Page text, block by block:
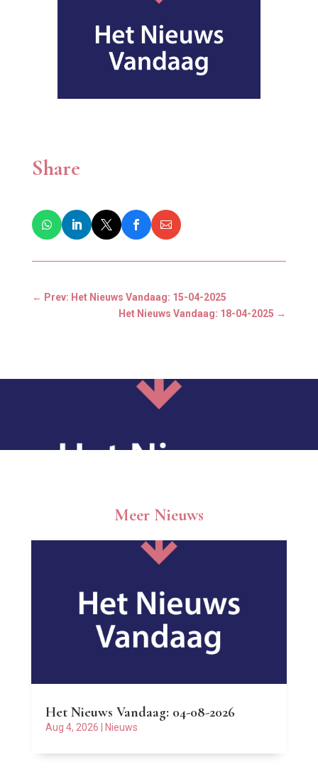
Share
← Prev: Het Nieuws Vandaag: 15-04-2025
Het Nieuws Vandaag: 18-04-2025 →
Meer Nieuws
Het Nieuws Vandaag: 04-08-2026
Aug 4, 2026 Nieuws